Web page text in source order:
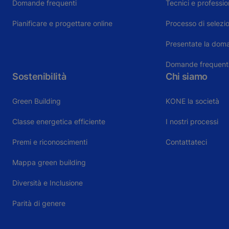
Domande frequenti
Pianificare e progettare online
Tecnici e
Processo di
Presentate la
Domande
Sostenibilità
Green Building
Classe energetica efficiente
Premi e riconoscimenti
Mappa green building
Diversità e Inclusione
Parità di genere
Chi siamo
KONE la società
I nostri processi
Contattateci